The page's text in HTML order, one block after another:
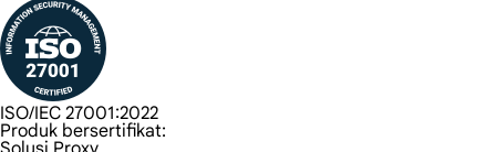
ISO/IEC 27001:2022
Produk bersertifikat: